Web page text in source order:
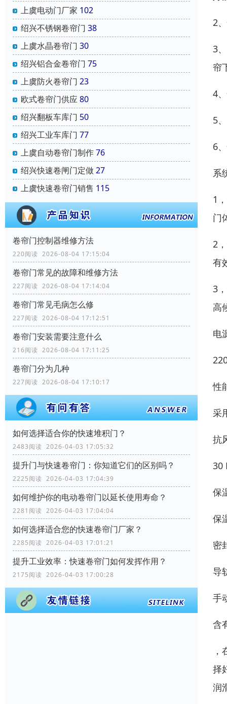
上虞电动门厂家 102
绍兴不锈钢卷帘门 38
上虞水晶卷帘门 30
绍兴铝合金卷帘门 75
上虞防火卷帘门 23
欧式卷帘门供应80
绍兴翻板车库门 50
绍兴工业车库门 77
上虞自动卷帘门制作76
绍兴快速卷闸门定做27
上虞快速卷帘门销售 115
卷帘门控制器维修方法
220阅读 2026-08-04 17:15:04
卷帘门常见的故障和维修方法
227阅读 2026-08-04 17:14:04
卷帘门常见毛病怎么修
227阅读 2026-08-04 17:12:51
卷帘门安装需要注意什么
216阅读 2026-08-04 17:11:25
卷帘门分为几种
227阅读 2026-08-04 17:10:17
如何选择适合你的快速堆积门？
2483阅读 2026-04-03 17:05:32
提升门与快速卷帘门：你知道它们的区别吗？
2225阅读 2026-04-03 17:04:39
如何维护你的电动卷帘门以延长使用寿命？
2281阅读 2026-04-03 17:04:04
如何选择适合您的快速卷帘门厂家？
2285阅读 2026-04-03 17:01:21
提升工业效率：快速卷帘门如何发挥作用？
2175阅读 2026-04-03 17:00:28
2
3
帘
4
5
6
系
1
门
2
有
3
高
电
性
采
抗
30
保
保
密
导
手
含
择
润